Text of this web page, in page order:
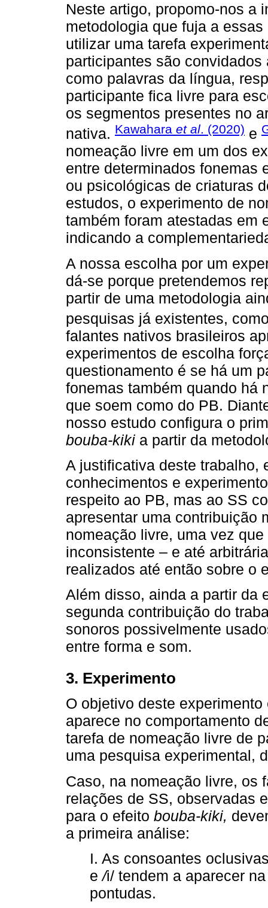
Neste artigo, propomo-nos a
metodologia que fuja a
utilizar uma tarefa
participantes são
como palavras da língua,
participante fica livre para
os segmentos presentes no
nativa. Kawahara et al. (2020) e
nomeação livre em um dos
entre determinados fonemas
ou psicológicas de criaturas
estudos, o experimento de
também foram atestadas em
indicando a
A nossa escolha por um
dá-se porque pretendemos
partir de uma metodologia
pesquisas já existentes,
falantes nativos brasileiros
experimentos de escolha
questionamento é se há um
fonemas também quando há
que soem como do PB.
nosso estudo configura o
bouba-kiki a partir da
A justificativa deste trabalho,
conhecimentos e
respeito ao PB, mas ao SS
apresentar uma contribuição
nomeação livre, uma vez
inconsistente – e até
realizados até então sobre o
Além disso, ainda a partir da
segunda contribuição do
sonoros possivelmente
entre forma e som.
3. Experimento
O objetivo deste
aparece no comportamento
tarefa de nomeação livre de
uma pesquisa experimental,
Caso, na nomeação livre, os
relações de SS, observadas
para o efeito bouba-kiki,
a primeira análise:
I. As consoantes
e/i/ tendem a aparecer
pontudas.